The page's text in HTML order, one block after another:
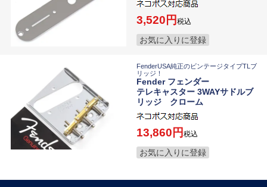
3,520 税込
お気に入りに登録
FenderUSA純正のビンテージタイプTLブ
リッジ！
Fender フェンダー
テレキャスター 3WAYサドルブ
リッジ クローム
13,860 税込
お気に入りに登録